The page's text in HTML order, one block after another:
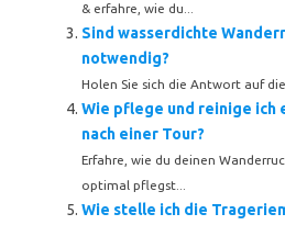
& erfahre, wie du...
Sind wasserdichte
notwendig?
Holen Sie sich die Antwort auf die
Wie pflege und reinige ich
nach einer Tour?
Erfahre, wie du deinen
optimal pflegst...
Wie stelle ich die